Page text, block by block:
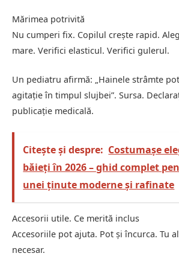
Mărimea potrivită
Nu cumperi fix. Copilul crește rapid.
mare. Verifici elasticul. Verifici gulerul.
Un pediatru afirmă: „Hainele strâmte
agitație în timpul slujbei”. Sursa.
publicație medicală.
Citește și despre: Costumașe
băieți în 2026 – ghid complet
unei ținute moderne și rafinate
Accesorii utile. Ce merită inclus
Accesoriile pot ajuta. Pot și încurca. Tu
necesar.